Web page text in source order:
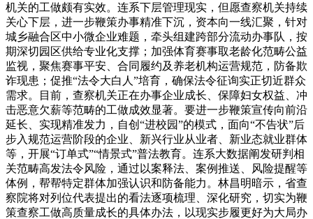
机关的工做颇有实效。连系下层管理现实，但愿查察机关持续
关心下层，进一步鞭策办事精准下沉，资本向一线汇聚，针对
城乡融合区中小微企业难题，牵头组建跨部分流动办事队，按
期深切园区供给专业化支撑；加强体育赛事取老龄化范畴公益
监视，聚焦赛事平安、合同履约及养老机构运营规范，防备欺
诈现患；促推“法令大白人”培育，确保法令征询实正切近群众
需求。目前，查察机关正在办事企业成长、保障妇女权益、冲
击恶意欠薪等范畴的工做成效显著。要进一步鞭策宣传向前沿
延长、实现精准发力，自创“进校园”的模式，面向“不告状”后
步入规范运营阶段的企业、新兴行业从业者、新业态就业群体
等，开展“订单式”“情景式”普法教育。连系大数据阐发研判相
关范畴高发法令风险，通过以案释法、案例推送、风险提醒等
体例，帮帮特定群体加强认识和防备能力。林昌明暗示，省查
察院将对列位代表提出的看法逐项梳理、深化研究，切实为鞭
策查察工做高质量成长的具体办法，以现实步履更好为大局办